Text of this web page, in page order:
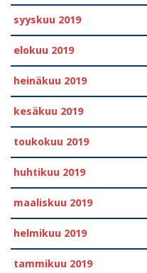
syyskuu 2019
elokuu 2019
heinäkuu 2019
kesäkuu 2019
toukokuu 2019
huhtikuu 2019
maaliskuu 2019
helmikuu 2019
tammikuu 2019